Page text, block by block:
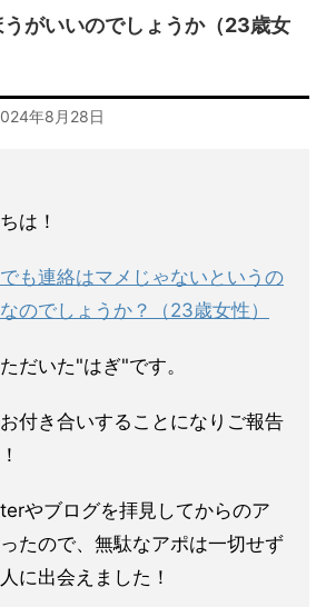
がいいのでしょうか（23歳女
年8月28日
は！
も連絡はマメじゃないというの
のでしょうか？（23歳女性）
だいた"はぎ"です。
付き合いすることになりご報告
やブログを拝見してからのア
たので、無駄なアポは一切せず
に出会えま した！